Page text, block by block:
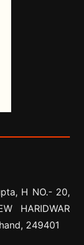
H NO.- 20,
HARIDWAR
249401